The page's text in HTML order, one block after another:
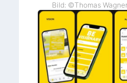
Bild: ©Thomas